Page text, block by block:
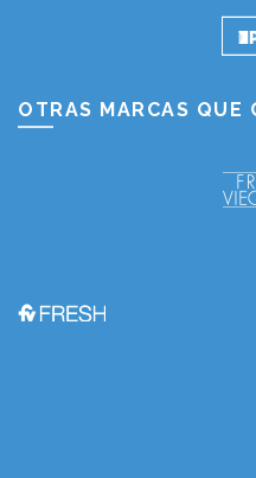
OTRAS MARCAS QUE